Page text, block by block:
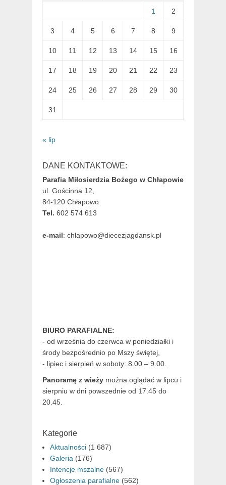
1 2
3 4 5 6 7 8 9
10 11 12 13 14 15 16
17 18 19 20 21 22 23
24 25 26 27 28 29 30
31
« lip
DANE KONTAKTOWE:
Parafia Miłosierdzia Bożego w Chłapowie
ul. Gościnna 12,
84-120 Chłapowo
Tel. 602 574 613
e-mail: chlapowo@diecezjagdansk.pl
BIURO PARAFIALNE:
- od września do czerwca w poniedziałki i
środy bezpośrednio po Mszy świętej,
- lipiec i sierpień w soboty: 8.00 – 9.00.
Panoramę z wieży można oglądać w lipcu i
sierpniu w dni powszednie od 17.45 do
20.45.
Kategorie
Aktualności (1 687)
Galeria (176)
Intencje mszalne (567)
Ogłoszenia parafialne (562)